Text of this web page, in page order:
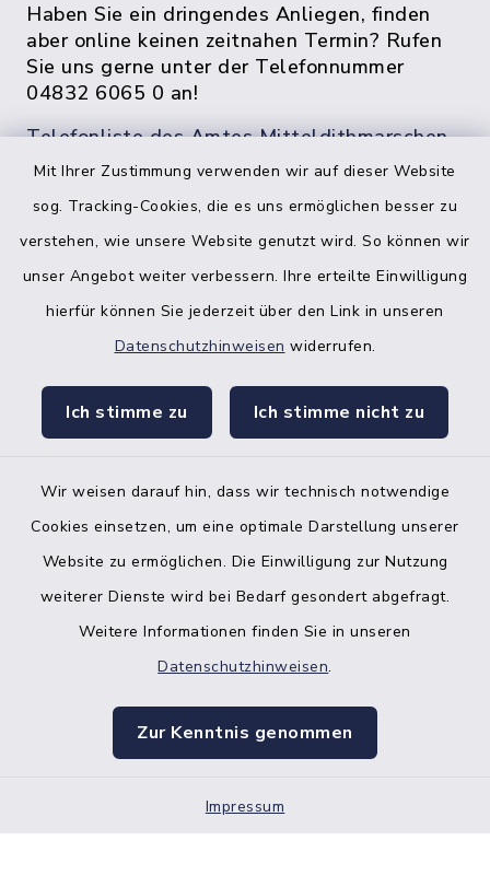
Mit Ihrer Zustimmung verwenden wir auf dieser Website
sog. Tracking-Cookies, die es uns ermöglichen besser zu
verstehen, wie unsere Website genutzt wird. So können wir
unser Angebot weiter verbessern. Ihre erteilte Einwilligung
hierfür können Sie jederzeit über den Link in unseren
Datenschutzhinweisen widerrufen.
Ich stimme zu Ich stimme nicht zu
Wir weisen darauf hin, dass wir technisch notwendige
Cookies einsetzen, um eine optimale Darstellung unserer
Website zu ermöglichen. Die Einwilligung zur Nutzung
weiterer Dienste wird bei Bedarf gesondert abgefragt.
Weitere Informationen finden Sie in unseren
Datenschutzhinweisen.
Zur Kenntnis genommen
Impressum
Haben Sie ein dringendes Anliegen, finden
aber online keinen zeitnahen Termin? Rufen
Sie uns gerne unter der Telefonnummer
04832 6065 0 an!
Telefonliste des Amtes Mitteldithmarschen
facebook
Bankverbindung der Amtskasse
Barrierefreiheit
Impressum
Sitemap